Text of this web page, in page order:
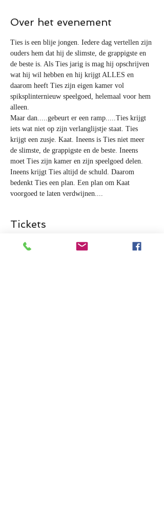
Over het evenement
Ties is een blije jongen. Iedere dag vertellen zijn
ouders hem dat hij de slimste, de grappigste en
de beste is. Als Ties jarig is mag hij opschrijven
wat hij wil hebben en hij krijgt ALLES en
daarom heeft Ties zijn eigen kamer vol
spiksplinternieuw speelgoed, helemaal voor hem
alleen.
Maar dan.....gebeurt er een ramp.....Ties krijgt
iets wat niet op zijn verlanglijstje staat. Ties
krijgt een zusje. Kaat. Ineens is Ties niet meer
de slimste, de grappigste en de beste. Ineens
moet Ties zijn kamer en zijn speelgoed delen.
Ineens krijgt Ties altijd de schuld. Daarom
bedenkt Ties een plan. Een plan om Kaat
voorgoed te laten verdwijnen....
Tickets